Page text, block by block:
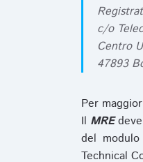
c/o
Centro
47893
Per
Il MREdeve
del
Technical